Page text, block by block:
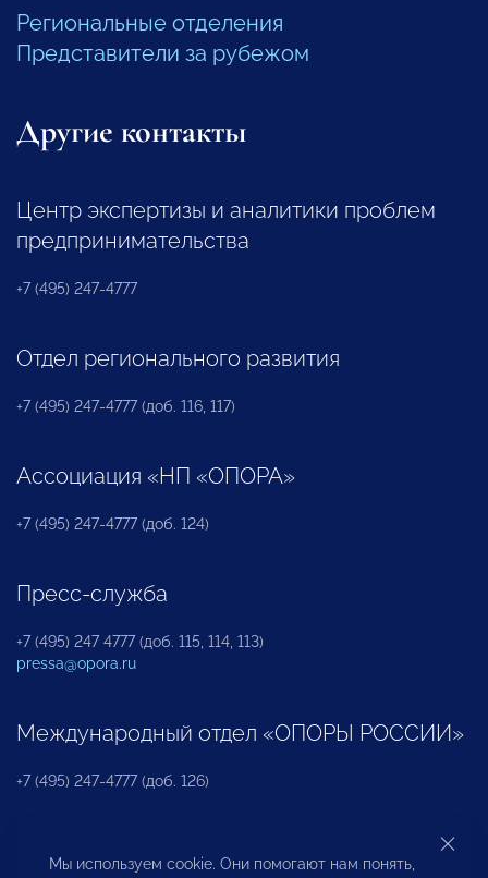
Региональные отделения
Представители за рубежом
Другие контакты
Центр экспертизы и аналитики проблем
предпринимательства
+7 (495) 247-4777
Отдел регионального развития
+7 (495) 247-4777 (доб. 116, 117)
Ассоциация «НП «ОПОРА»
+7 (495) 247-4777 (доб. 124)
Пресс-служба
+7 (495) 247 4777 (доб. 115, 114, 113)
pressa@opora.ru
Международный отдел «ОПОРЫ РОССИИ»
+7 (495) 247-4777 (доб. 126)
Бюро по защите прав предпринимателей и
Мы используем cookie. Они помогают нам понять,